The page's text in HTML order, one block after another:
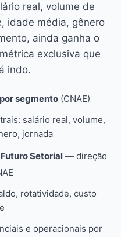
real, volume de
idade média, gênero
ainda ganha o
exclusiva que
indo.
por segmento (CNAE)
salário real, volume,
jornada
Setorial — direção
rotatividade, custo
e operacionais por